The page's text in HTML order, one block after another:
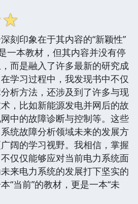
☆
刻印象在于其内容的“新颖性”
一本教材，但其内容并没有停
而是融入了许多最新的研究成
学习过程中，我发现书中不仅
析方法，还涉及到了许多与现
，比如新能源发电并网后的故
中的故障诊断与控制等。这些
统故障分析领域未来的发展方
阔的学习视野。我相信，掌握
仅仅能够应对当前电力系统面
来电力系统的发展打下坚实的
“当前”的教材，更是一本“未